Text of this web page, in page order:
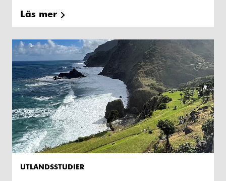
Läs mer
UTLANDSSTUDIER